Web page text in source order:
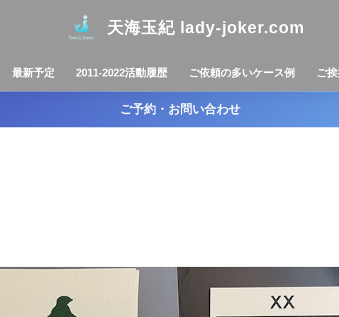
天海玉紀 lady-joker.com
最新予定 2011-2022活動履歴 ご依頼の多いケース例 ご
ご予約・お問い合わせ